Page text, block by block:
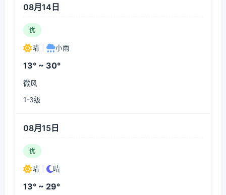
08月14日
优
晴 小雨
13° ~ 30°
微风
1-3级
08月15日
优
晴 晴
13° ~ 29°